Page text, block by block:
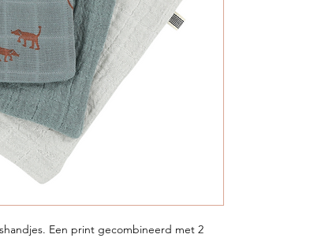
Een print gecombineerd met 2